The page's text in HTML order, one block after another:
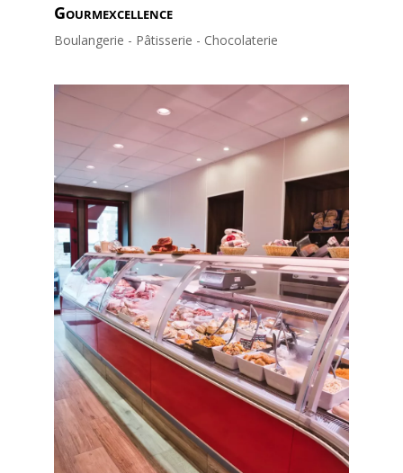
Gourmexcellence
Boulangerie - Pâtisserie - Chocolaterie